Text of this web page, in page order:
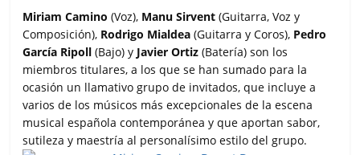
Miriam Camino (Voz), Manu Sirvent (Guitarra, Voz y
Composición), Rodrigo Mialdea (Guitarra y Coros), Pedro
García Ripoll (Bajo) y Javier Ortiz (Batería) son los
miembros titulares, a los que se han sumado para la
ocasión un llamativo grupo de invitados, que incluye a
varios de los músicos más excepcionales de la escena
musical española contemporánea y que aportan sabor,
sutileza y maestría al personalísimo estilo del grupo.